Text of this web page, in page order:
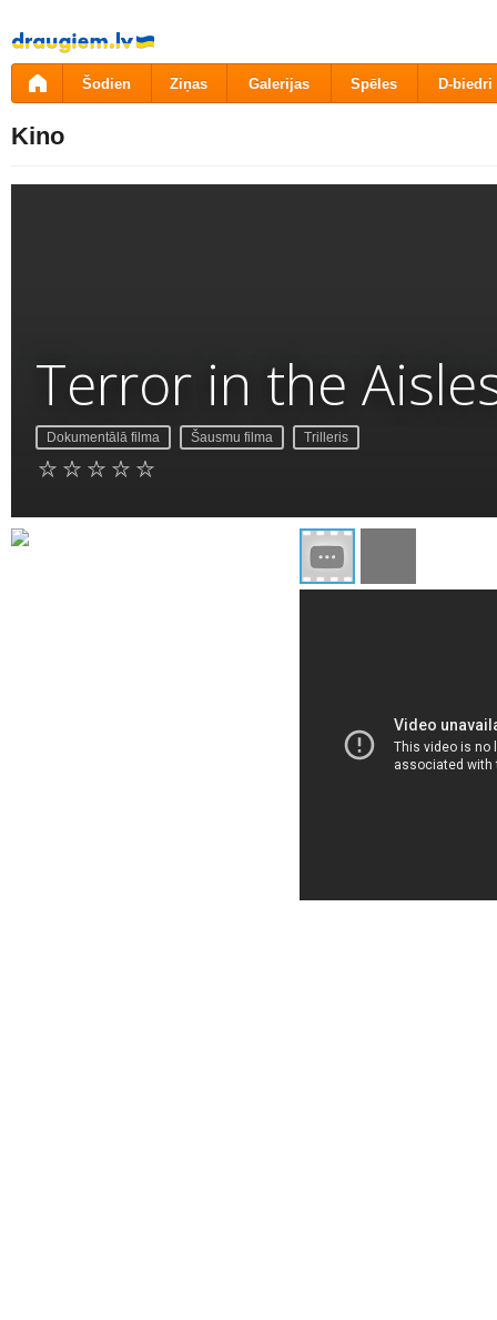
Pāriet
uz
saturu
Šodien Ziņas Galerijas Spēles D-biedri
Kino
Terror in the
Dokumentālā filma Šausmu filma Trilleris